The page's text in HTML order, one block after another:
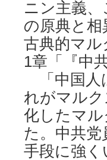
ニン主義
の原典と
古典的マ
1章「『中
「中国人
れがマル
化したマ
た。中共
手段に強